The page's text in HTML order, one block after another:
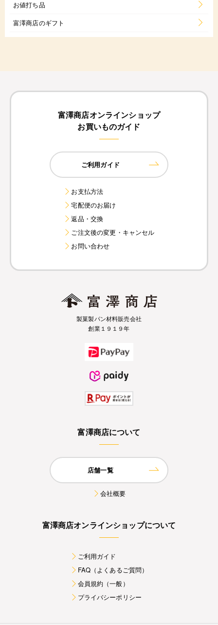
お値打ち品
富澤商店のギフト
富澤商店オンラインショップ
お買いものガイド
ご利用ガイド
お支払方法
宅配便のお届け
返品・交換
ご注文後の変更・キャンセル
お問い合わせ
製菓製パン材料販売会社
創業１９１９年
富澤商店について
店舗一覧
会社概要
富澤商店オンラインショップについて
ご利用ガイド
FAQ（よくあるご質問）
会員規約（一般）
プライバシーポリシー